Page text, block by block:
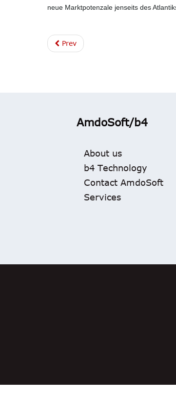
neue Marktpotenzale jenseits des
Prev
AmdoSoft/b4
About us
b4 Technology
Contact AmdoSoft
Services